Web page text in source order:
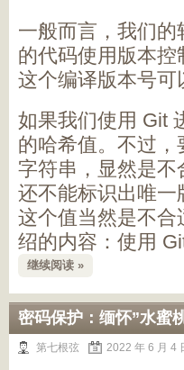
一般而言，我们
的代码使用版本
这个编译版本号
如果我们使用 Git
的哈希值。不过
字符串，显然是
还不能标识出唯
这个值当然是不
绍的内容：使用
继续阅读 »
密码保护：缅怀”水蜜
第七根弦 2022 年 6 月 4